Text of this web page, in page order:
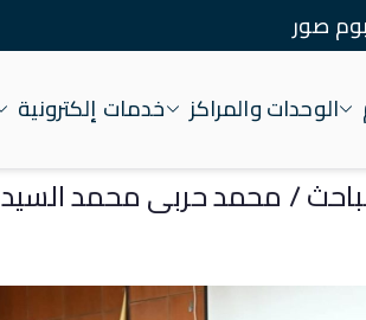
صور
الوحدات والمراكز خدمات إلكترونية
/ محمد حربى محمد السيد